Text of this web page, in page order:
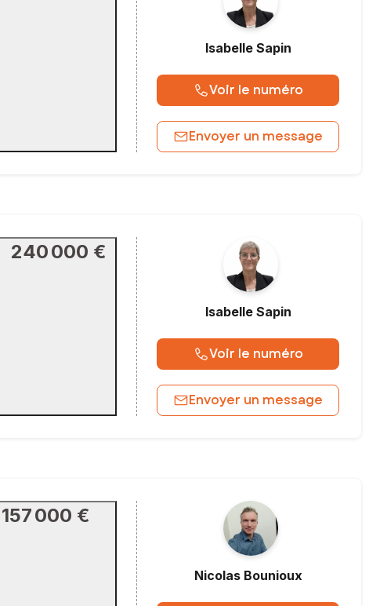
Isabelle Sapin
Voir le numéro
Envoyer un message
240 000 €
Isabelle Sapin
Voir le numéro
Envoyer un message
157 000 €
Nicolas Bounioux